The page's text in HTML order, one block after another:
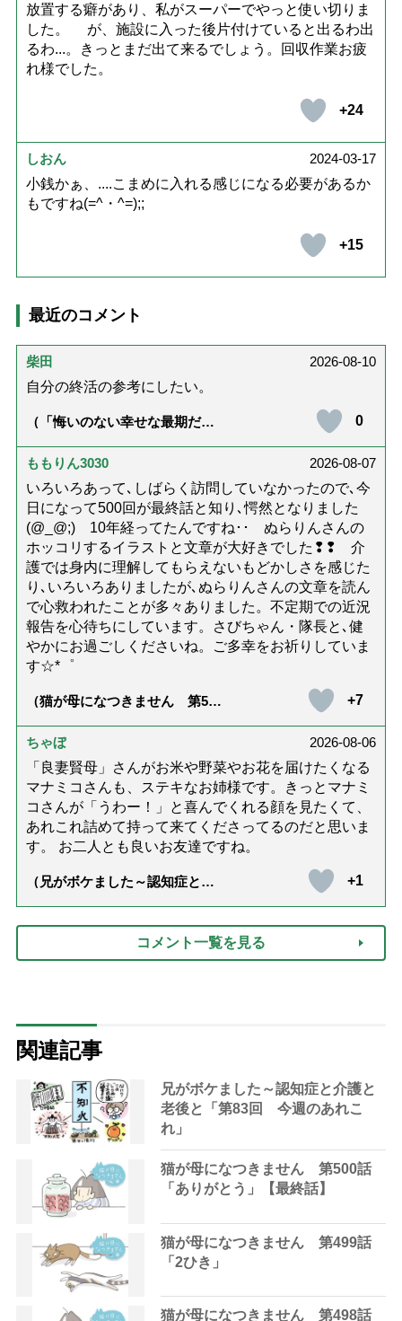
放置する癖があり、私がスーパーでやっと使い切りま
した。 が、施設に入った後片付けていると出るわ出
るわ...。きっとまだ出て来るでしょう。回収作業お疲
れ様でした。
+24
しおん
2024-03-17
小銭かぁ、....こまめに入れる感じになる必要があるか
もですね(=^・^=);;
+15
最近のコメント
柴田
2026-08-10
自分の終活の参考にしたい。
（「悔いのない幸せな最期だっ
り返る母の在宅介護と看取り｜
幸せな在宅死のために医師が教
0
ももりん3030
2026-08-07
いろいろあって､しばらく訪問していなかったので､今
日になって500回が最終話と知り､愕然となりました
(@_@;) 10年経ってたんですね･･ ぬらりんさんの
ホッコリするイラストと文章が大好きでした❢❢ 介
護では身内に理解してもらえないもどかしさを感じた
り､いろいろありましたが､ぬらりんさんの文章を読ん
で心救われたことが多々ありました。不定期での近況
報告を心待ちにしています。さびちゃん・隊長と､健
やかにお過ごしくださいね。ご多幸をお祈りしていま
す☆*゜
（猫が母になつきません 第500
+7
ちゃぼ
2026-08-06
「良妻賢母」さんがお米や野菜やお花を届けたくなる
マナミコさんも、ステキなお姉様です。きっとマナミ
コさんが「うわー！」と喜んでくれる顔を見たくて、
あれこれ詰めて持って来てくださってるのだと思いま
す。 お二人とも良いお友達ですね。
（兄がボケました～認知症と介
達』が届きました」）
+1
コメント一覧を見る
関連記事
兄がボケました～認知症と介護と
老後と「第83回 今週のあれこ
れ」
猫が母になつきません 第500話
「ありがとう」【最終話】
猫が母になつきません 第499話
「2ひき」
猫が母になつきません 第498話